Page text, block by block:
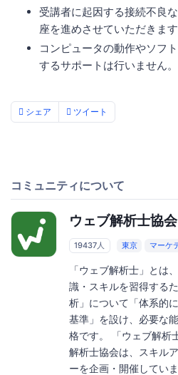
受講者に起因する接続不良
座を進めさせていただきま
コンピュータの動作やソフ
するサポートは行いません。
シェア ツイート
コミュニティについて
ウェブ解析士協
19437人 東京 マーケ
「ウェブ解析士」とは
識・スキルを習得する
析」について「体系的
基準」を設け、必要な
格です。 「ウェブ解析
解析士協会は、スキル
ーを企画・開催してい